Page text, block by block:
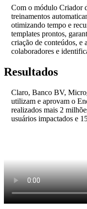
Com o módulo Criador
treinamentos
otimizando tempo e
templates prontos,
criação de conteúdos, e
colaboradores e
Resultados
Claro, Banco BV,
utilizam e aprovam o
realizados mais 2 m
usuários impactados e